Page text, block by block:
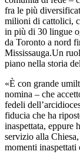
fra le più
milioni di cattolici,
in più di 30 lingue
da Toronto a nord
Mississauga.Un
piano nella storia
«È con grande
nomina – che
fedeli
fiducia che ha
inaspettata, eppure
servizio alla
momenti inaspettati